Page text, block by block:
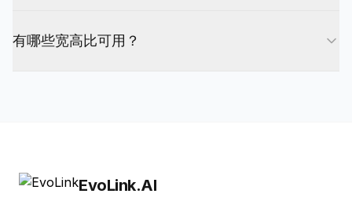
秒任意整数时长的视频。
有哪些宽高比可用？
EvoLink.AI